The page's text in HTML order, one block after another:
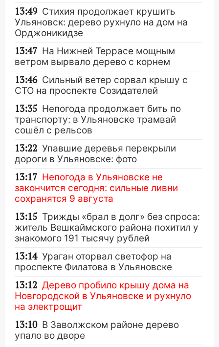
13:49 Стихия продолжает крушить
Ульяновск: дерево рухнуло на дом на
Орджоникидзе
13:47 На Нижней Террасе мощным
ветром вырвало дерево с корнем
13:46 Сильный ветер сорвал крышу с
СТО на проспекте Созидателей
13:35 Непогода продолжает бить по
транспорту: в Ульяновске трамвай
сошёл с рельсов
13:22 Упавшие деревья перекрыли
дороги в Ульяновске: фото
13:17 Непогода в Ульяновске не
закончится сегодня: сильные ливни
сохранятся 9 августа
13:15 Трижды «брал в долг» без спроса:
житель Вешкаймского района похитил у
знакомого 191 тысячу рублей
13:14 Ураган оторвал светофор на
проспекте Филатова в Ульяновске
13:12 Дерево пробило крышу дома на
Новгородской в Ульяновске и рухнуло
на электрощит
13:10 В Заволжском районе дерево
упало во дворе